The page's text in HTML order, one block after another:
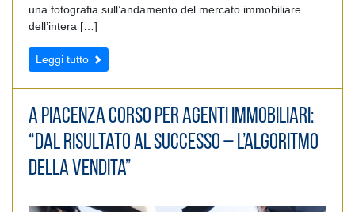
una fotografia sull’andamento del mercato immobiliare
dell’intera […]
Leggi tutto
A Piacenza Corso per agenti immobiliari:
“Dal risultato al successo – L’algoritmo
della vendita”